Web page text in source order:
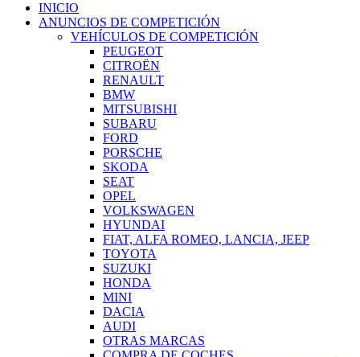
INICIO
ANUNCIOS DE COMPETICIÓN
VEHÍCULOS DE COMPETICIÓN
PEUGEOT
CITROËN
RENAULT
BMW
MITSUBISHI
SUBARU
FORD
PORSCHE
SKODA
SEAT
OPEL
VOLKSWAGEN
HYUNDAI
FIAT, ALFA ROMEO, LANCIA, JEEP
TOYOTA
SUZUKI
HONDA
MINI
DACIA
AUDI
OTRAS MARCAS